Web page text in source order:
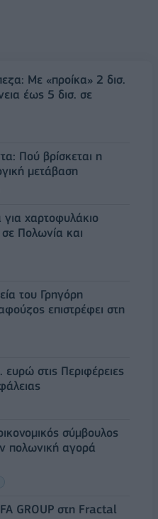
Με «προίκα» 2 δισ.
έως 5 δισ. σε
Πού βρίσκεται η
μετάβαση
χαρτοφυλάκιο
Πολωνία και
του Γρηγόρη
επιστρέφει στη
στις Περιφέρειες
σύμβουλος
πολωνική αγορά
GROUP στη Fractal